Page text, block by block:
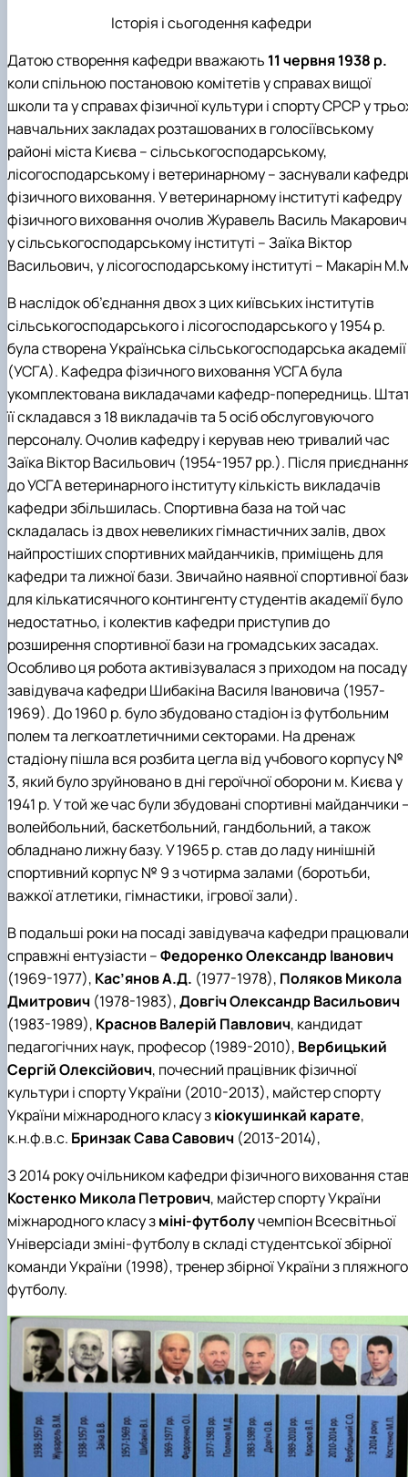
Історія і сьогодення кафедри
Датою створення кафедри вважають 11 червня 1938 р.
коли спільною постановою комітетів у справах вищої
школи та у справах фізичної культури і спорту СРСР у
навчальних закладах розташованих в голосіївському
районі міста Києва – сільськогосподарському,
лісогосподарському і ветеринарному – заснували
фізичного виховання. У ветеринарному інституті кафедру
фізичного виховання очолив Журавель Василь
у сільськогосподарському інституті – Заїка Віктор
Васильович, у лісогосподарському інституті – Макарін
В наслідок об’єднання двох з цих київських інститутів
сільськогосподарського і лісогосподарського у 1954 р.
була створена Українська сільськогосподарська академії
(УСГА). Кафедра фізичного виховання УСГА була
укомплектована викладачами кафедр-попередниць.
її складався з 18 викладачів та 5 осіб обслуговуючого
персоналу. Очолив кафедру і керував нею тривалий час
Заїка Віктор Васильович (1954-1957 рр.). Після
до УСГА ветеринарного інституту кількість викладачів
кафедри збільшилась. Спортивна база на той час
складалась із двох невеликих гімнастичних залів, двох
найпростіших спортивних майданчиків, приміщень для
кафедри та лижної бази. Звичайно наявної спортивної
для кількатисячного контингенту студентів академії було
недостатньо, і колектив кафедри приступив до
розширення спортивної бази на громадських засадах.
Особливо ця робота активізувалася з приходом на посаду
завідувача кафедри Шибакіна Василя Івановича (1957-
1969). До 1960 р. було збудовано стадіон із футбольним
полем та легкоатлетичними секторами. На дренаж
стадіону пішла вся розбита цегла від учбового корпусу №
3, який було зруйновано в дні героїчної оборони м. Києва у
1941 р. У той же час були збудовані спортивні майданчики
волейбольний, баскетбольний, гандбольний, а також
обладнано лижну базу. У 1965 р. став до ладу нинішній
спортивний корпус № 9 з чотирма залами (боротьби,
важкої атлетики, гімнастики, ігрової зали).
В подальші роки на посаді завідувача кафедри працювали
справжні ентузіасти –Федоренко Олександр Іванович
(1969-1977), Кас’янов А.Д. (1977-1978), Поляков Микола
Дмитрович (1978-1983),Довгіч Олександр Васильович
(1983-1989), Краснов Валерій Павлович, кандидат
педагогічних наук, професор (1989-2010), Вербицький
Сергій Олексійович, почесний працівник фізичної
культури і спорту України (2010-2013), майстер спорту
України міжнародного класу зкіокушинкай карате,
к.н.ф.в.с. Бринзак Сава Савович (2013-2014),
З 2014 року очільником кафедри фізичного виховання
Костенко Микола Петрович, майстер спорту України
міжнародного класу зміні-футболучемпіон Всесвітньої
Універсіади зміні-футболу в складі студентської збірної
команди України (1998), тренер збірної України з пляжного
футболу.